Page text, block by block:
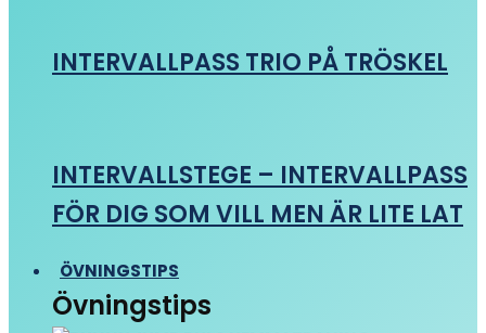
INTERVALLPASS TRIO PÅ TRÖSKEL
INTERVALLSTEGE – INTERVALLPASS
FÖR DIG SOM VILL MEN ÄR LITE LAT
ÖVNINGSTIPS
Övningstips